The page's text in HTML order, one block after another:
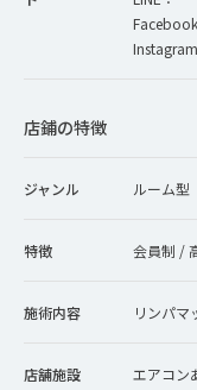
Facebook
Instagram
店鋪の特徴
ジャンル ルーム型
特徴 会員制 /
施術内容 リンパ
店舗施設 エアコン